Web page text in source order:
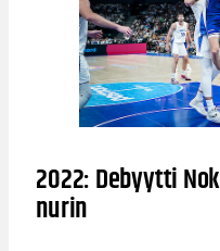
2022: Debyytti
nurin